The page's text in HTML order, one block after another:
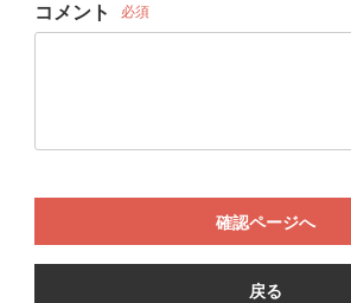
コメント 必須
確認ページへ
戻る